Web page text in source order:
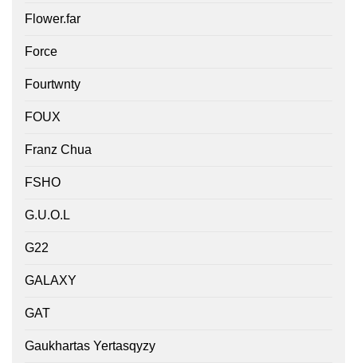
Flower.far
Force
Fourtwnty
FOUX
Franz Chua
FSHO
G.U.O.L
G22
GALAXY
GAT
Gaukhartas Yertasqyzy